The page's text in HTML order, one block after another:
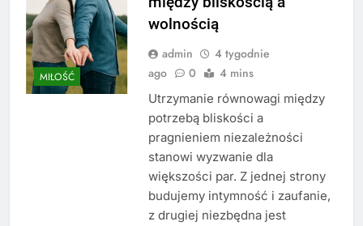
MIŁOŚĆ
wolnością
admin
4 tygodnie
ago
0 4 mins
Utrzymanie równowagi między
potrzebą bliskości a
pragnieniem niezależności
stanowi wyzwanie dla
większości par. Z jednej strony
budujemy intymność i zaufanie,
z drugiej niezbędna jest